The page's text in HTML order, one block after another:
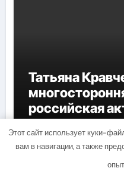
Татьяна
российская
биографией и
карьерой
Этот сайт использует куки-
вам в навигации, а также